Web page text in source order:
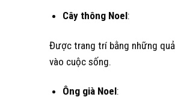
Cây thông Noel:
Được trang trí bằng những
vào cuộc sống.
Ông già Noel: